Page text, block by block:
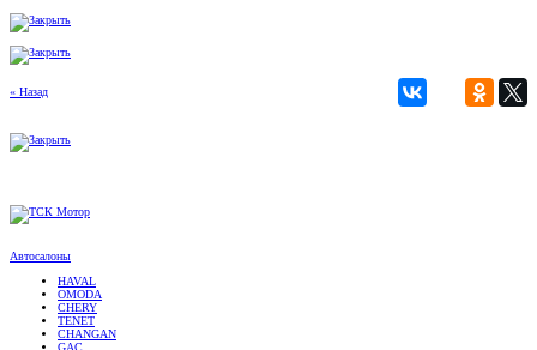
« Назад
Автосалоны
HAVAL
OMODA
CHERY
TENET
CHANGAN
GAC